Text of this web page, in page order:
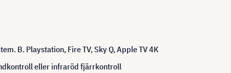
B. Playstation, Fire TV, Sky Q, Apple TV 4K
eller infraröd fjärrkontroll